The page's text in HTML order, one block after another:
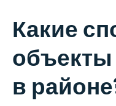
Какие
объекты
в